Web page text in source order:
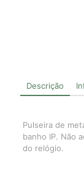
Descrição
Pulseira de
banho IP. Não
do relógio.